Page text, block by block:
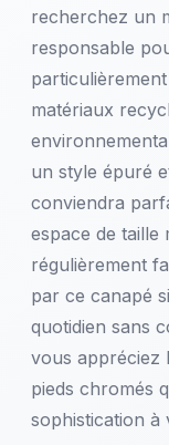
recherchez un
responsable
matériaux
un style épuré
conviendra
espace de taille
régulièrement
par ce canapé
quotidien sans
vous appréciez
pieds chromés
sophistication à